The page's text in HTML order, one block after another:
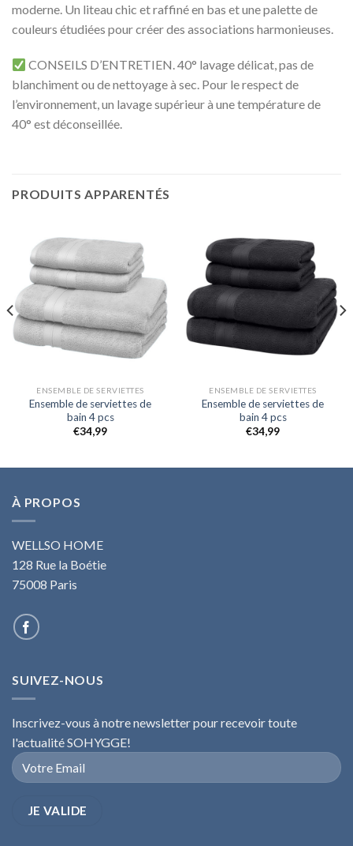
moderne. Un liteau chic et raffiné en bas et une palette de
couleurs étudiées pour créer des associations harmonieuses.
CONSEILS D’ENTRETIEN. 40° lavage délicat, pas de
blanchiment ou de nettoyage à sec. Pour le respect de
l’environnement, un lavage supérieur à une température de
40° est déconseillée.
PRODUITS APPARENTÉS
ENSEMBLE DE SERVIETTES
Ensemble de serviettes de
bain 4 pcs
€34,99
ENSEMBLE DE SERVIETTES
Ensemble de serviettes de
bain 4 pcs
€34,99
À PROPOS
WELLSO HOME
128 Rue la Boétie
75008 Paris
SUIVEZ-NOUS
Inscrivez-vous à notre newsletter pour recevoir toute
l'actualité SOHYGGE!